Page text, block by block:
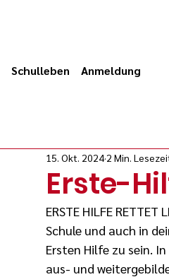
Schulleben Anmeldung
Erste-
15. Okt. 2024 2 Min.
ERSTE HILFE
Schule und auch in
Ersten Hilfe zu sein.
aus- und